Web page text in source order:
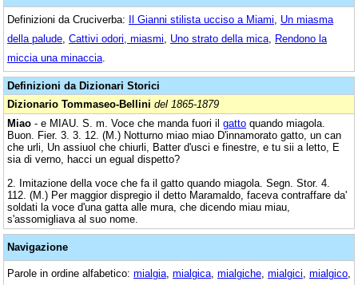
Definizioni da Cruciverba: Il Gianni stilista ucciso a Miami
Un miasma
della palude Cattivi odori, miasmi Uno strato della mica Rendono la
miccia una minaccia
Definizioni da Dizionari Storici
Dizionario Tommaseo-Bellini del 1865-1879
Miao - e MIAU. S. m. Voce che manda fuori il gatto quando miagola.
Buon. Fier. 3. 3. 12. (M.) Notturno miao miao D'innamorato gatto, un can
che urli, Un assiuol che chiurli, Batter d'usci e finestre, e tu sii a letto, E
sia di verno, hacci un egual dispetto?
2. Imitazione della voce che fa il gatto quando miagola. Segn. Stor. 4.
112. (M.) Per maggior dispregio il detto Maramaldo, faceva contraffare da'
soldati la voce d'una gatta alle mura, che dicendo miau miau,
s'assomigliava al suo nome.
Navigazione
Parole in ordine alfabetico: mialgia mialgica mialgiche mialgici mialgico